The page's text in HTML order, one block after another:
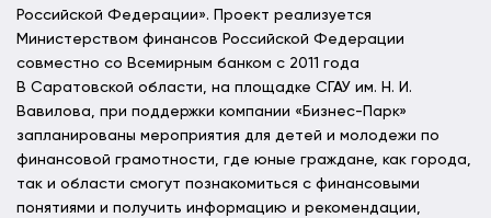
Российской Федерации». Проект реализуется
Министерством финансов Российской Федерации
совместно со Всемирным банком с 2011 года
В Саратовской области, на площадке СГАУ им. Н. И.
Вавилова, при поддержки компании «Бизнес-Парк»
запланированы мероприятия для детей и молодежи по
финансовой грамотности, где юные граждане, как города,
так и области смогут познакомиться с финансовыми
понятиями и получить информацию и рекомендации,